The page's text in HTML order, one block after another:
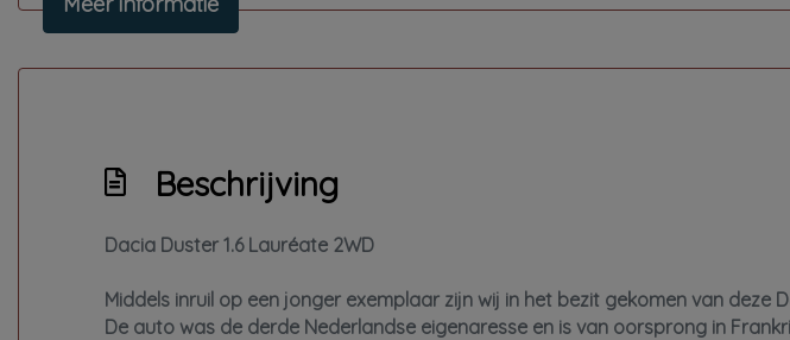
Beschrijving
Dacia Duster 1.6 Lauréate 2WD
Middels inruil op een jonger exemplaar zijn wij in het bezit gekomen van deze
De auto was de derde Nederlandse eigenaresse en is van oorsprong in